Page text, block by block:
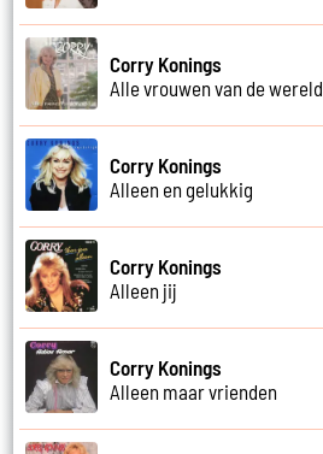
Corry Konings
Alle vrouwen van de wereld
Corry Konings
Alleen en gelukkig
Corry Konings
Alleen jij
Corry Konings
Alleen maar vrienden